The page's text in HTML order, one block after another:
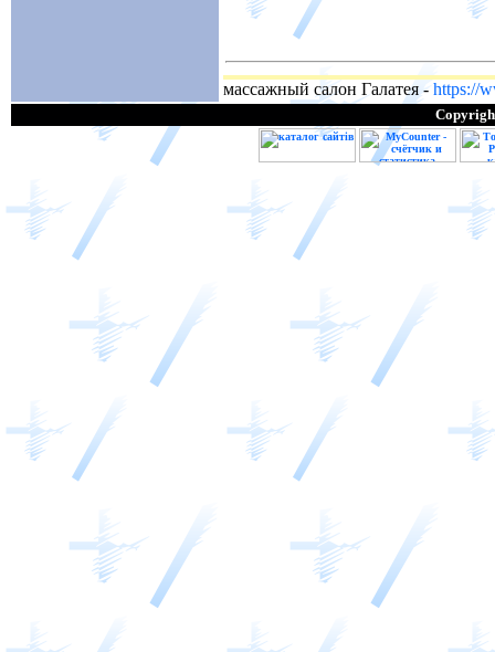
массажный салон Галатея - https://